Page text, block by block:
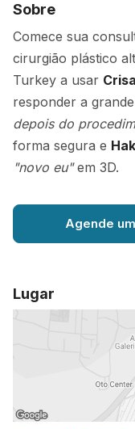
Sobre
Comece sua
cirurgião plástico
Turkey a usar
responder a
depois do
forma segura e
"novo eu"em 3D.
Agende
Lugar